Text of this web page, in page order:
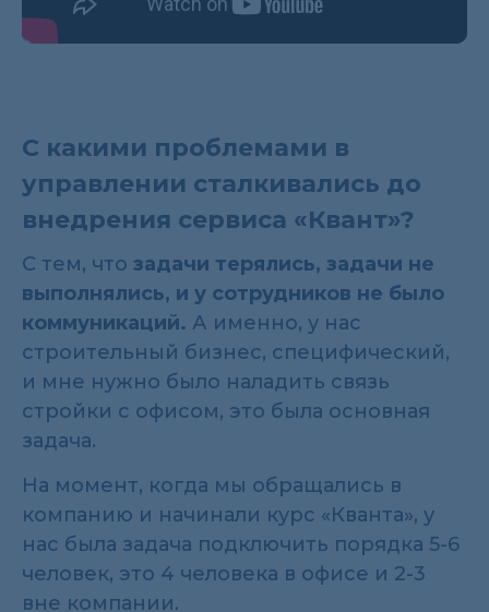
С какими проблемами в
управлении сталкивались до
внедрения сервиса «Квант»?
С тем, что задачи терялись, задачи не
выполнялись, и у сотрудников не было
коммуникаций. А именно, у нас
строительный бизнес, специфический,
и мне нужно было наладить связь
стройки с офисом, это была основная
задача.
На момент, когда мы обращались в
компанию и начинали курс «Кванта», у
нас была задача подключить порядка 5-6
человек, это 4 человека в офисе и 2-3
вне компании.